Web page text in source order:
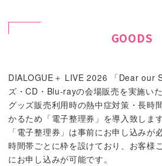
GOODS
DIALOGUE＋ LIVE 2026 「Dear our
ズ・CD・Blu-rayの会場販売を実施いた
グッズ販売利用時の熱中症対策・長時
かるため「電子整理券」を導入致します
「電子整理券」は事前にお申し込みが
時間帯ごとに枠を設けており、お客様
にお申し込みが可能です。